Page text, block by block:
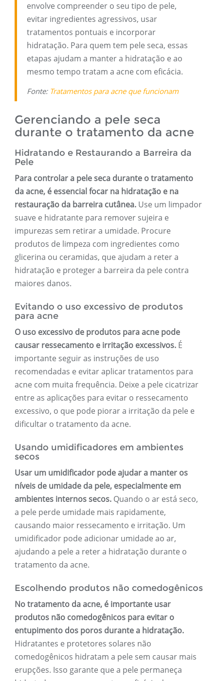
envolve compreender o seu tipo de pele,
evitar ingredientes agressivos, usar
tratamentos pontuais e incorporar
hidratação. Para quem tem pele seca, essas
etapas ajudam a manter a hidratação e ao
mesmo tempo tratam a acne com eficácia.
Fonte: Tratamentos para acne que funcionam
Gerenciando a pele seca
durante o tratamento da acne
Hidratando e Restaurando a Barreira da
Pele
Para controlar a pele seca durante o tratamento
da acne, é essencial focar na hidratação e na
restauração da barreira cutânea. Use um limpador
suave e hidratante para remover sujeira e
impurezas sem retirar a umidade. Procure
produtos de limpeza com ingredientes como
glicerina ou ceramidas, que ajudam a reter a
hidratação e proteger a barreira da pele contra
maiores danos.
Evitando o uso excessivo de produtos
para acne
O uso excessivo de produtos para acne pode
causar ressecamento e irritação excessivos. É
importante seguir as instruções de uso
recomendadas e evitar aplicar tratamentos para
acne com muita frequência. Deixe a pele cicatrizar
entre as aplicações para evitar o ressecamento
excessivo, o que pode piorar a irritação da pele e
dificultar o tratamento da acne.
Usando umidificadores em ambientes
secos
Usar um umidificador pode ajudar a manter os
níveis de umidade da pele, especialmente em
ambientes internos secos. Quando o ar está seco,
a pele perde umidade mais rapidamente,
causando maior ressecamento e irritação. Um
umidificador pode adicionar umidade ao ar,
ajudando a pele a reter a hidratação durante o
tratamento da acne.
Escolhendo produtos não comedogênicos
No tratamento da acne, é importante usar
produtos não comedogênicos para evitar o
entupimento dos poros durante a hidratação.
Hidratantes e protetores solares não
comedogênicos hidratam a pele sem causar mais
erupções. Isso garante que a pele permaneça